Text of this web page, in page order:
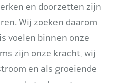
en doorzetten zijn
Wij zoeken daarom
voelen binnen onze
zijn onze kracht, wij
en als groeiende